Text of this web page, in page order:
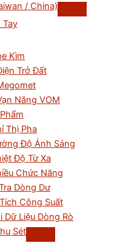
/ China)
Tay
Kìm
Trở Đất
Năng VOM
Thị Pha
Độ Ánh Sáng
Độ Từ Xa
Chức Năng
Dòng Dư
Công Suất
Dữ Liệu Dòng Rò
Sét